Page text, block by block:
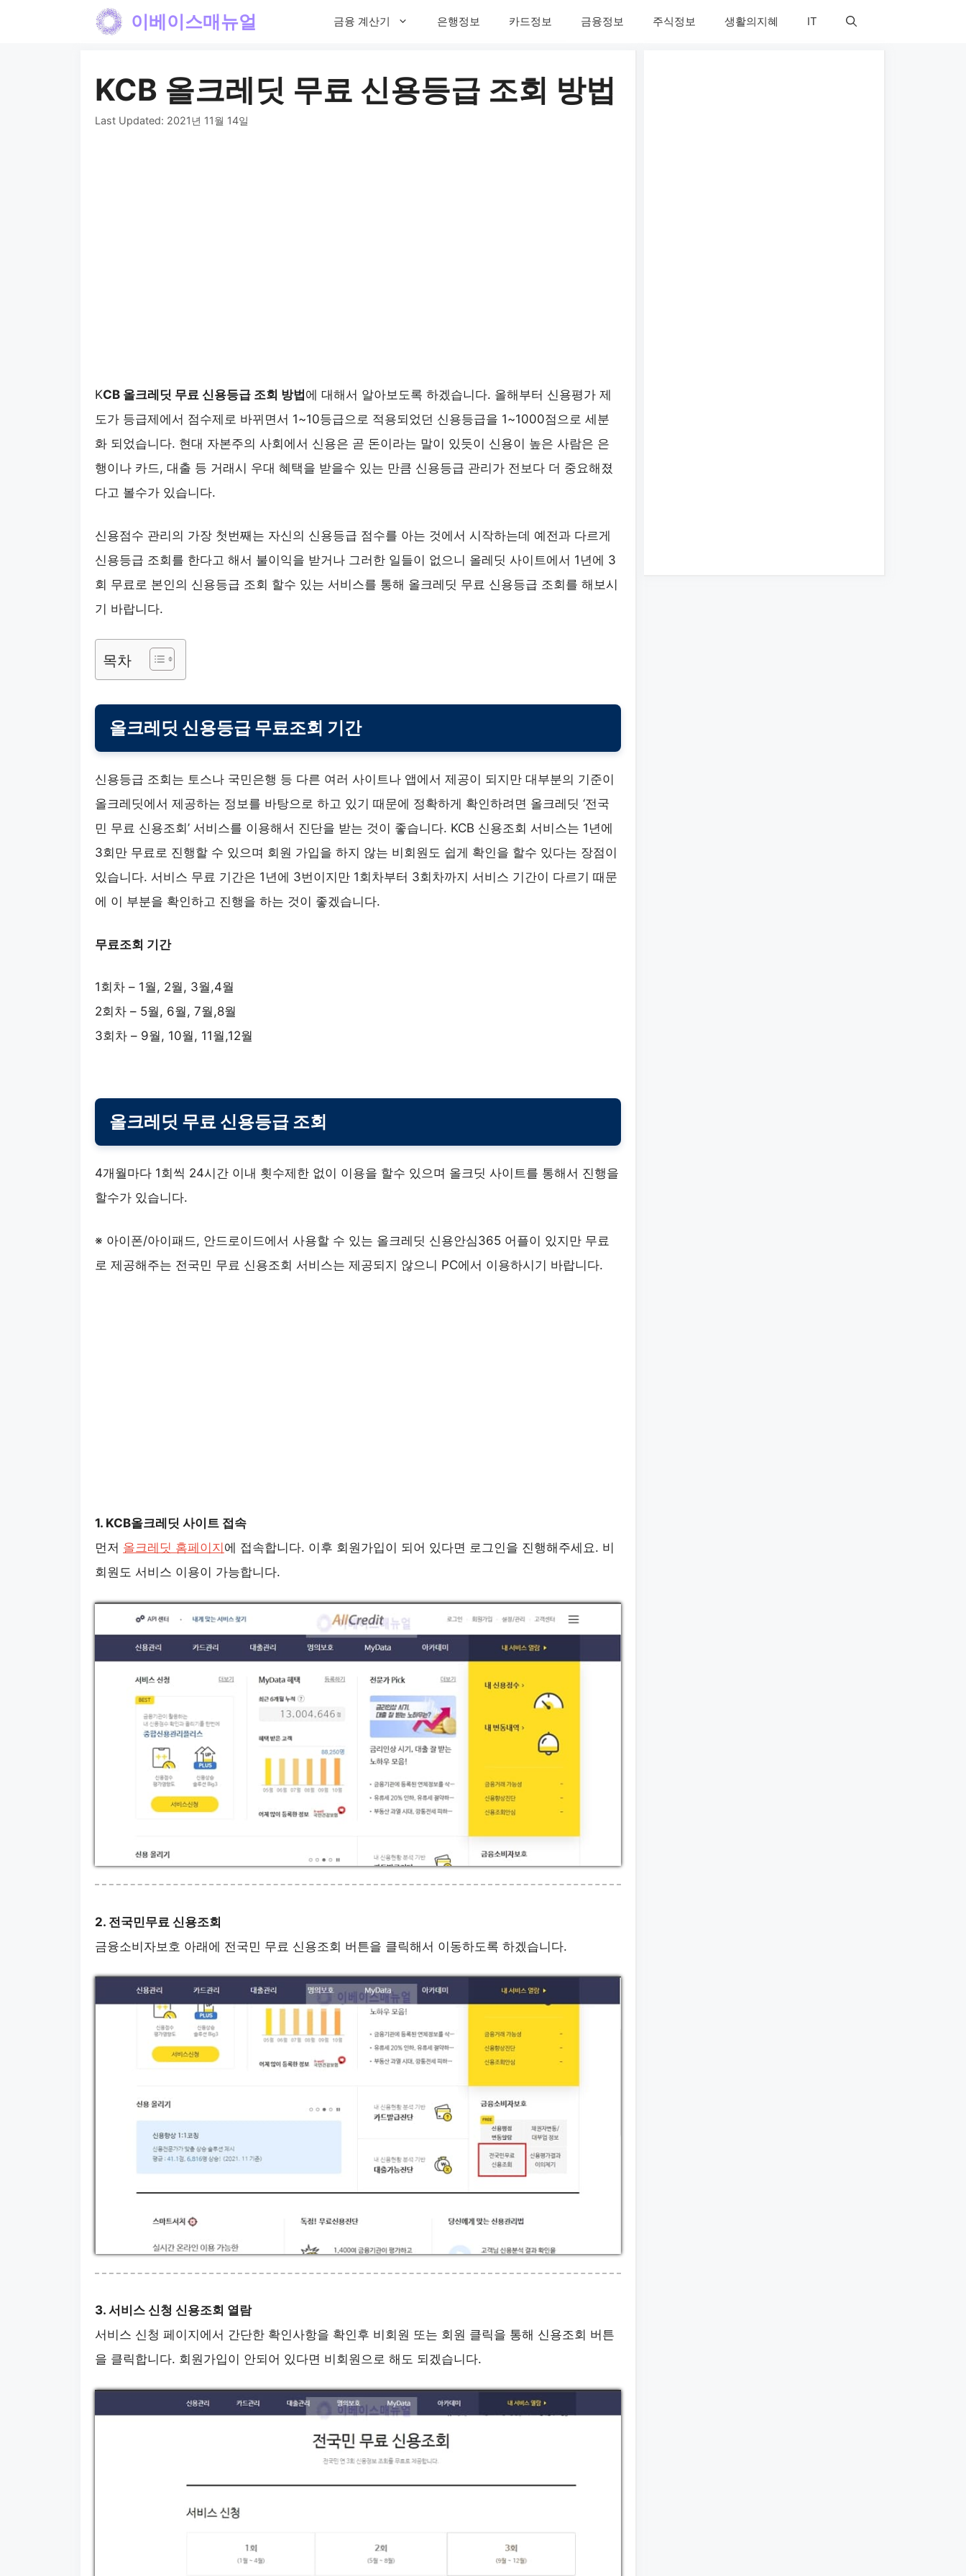
이베이스매뉴얼 금융 계산기 은행정보 카드정보 금융정보 주식정보 생활의지혜 IT
KCB 올크레딧 무료 신용등급 조회 방법
Last Updated: 2021년 11월 14일
KCB 올크레딧 무료 신용등급 조회 방법 에 대해서 알아보도록 하겠습니다. 올해부터 신용평가 제
도가 등급제에서 점수제로 바뀌면서 1~10등급으로 적용되었던 신용등급을 1~1000점으로 세분
화 되었습니다. 현대 자본주의 사회에서 신용은 곧 돈이라는 말이 있듯이 신용이 높은 사람은 은
행이나 카드, 대출 등 거래시 우대 혜택을 받을수 있는 만큼 신용등급 관리가 전보다 더 중요해졌
다고 볼수가 있습니다.
신용점수 관리의 가장 첫번째는 자신의 신용등급 점수를 아는 것에서 시작하는데 예전과 다르게
신용등급 조회를 한다고 해서 불이익을 받거나 그러한 일들이 없으니 올레딧 사이트에서 1년에 3
회 무료로 본인의 신용등급 조회 할수 있는 서비스를 통해 올크레딧 무료 신용등급 조회를 해보시
기 바랍니다.
목차
올크레딧 신용등급 무료조회 기간
신용등급 조회는 토스나 국민은행 등 다른 여러 사이트나 앱에서 제공이 되지만 대부분의 기준이
올크레딧에서 제공하는 정보를 바탕으로 하고 있기 때문에 정확하게 확인하려면 올크레딧 ‘전국
민 무료 신용조회’ 서비스를 이용해서 진단을 받는 것이 좋습니다. KCB 신용조회 서비스는 1년에
3회만 무료로 진행할 수 있으며 회원 가입을 하지 않는 비회원도 쉽게 확인을 할수 있다는 장점이
있습니다. 서비스 무료 기간은 1년에 3번이지만 1회차부터 3회차까지 서비스 기간이 다르기 때문
에 이 부분을 확인하고 진행을 하는 것이 좋겠습니다.
무료조회 기간
1회차 – 1월, 2월, 3월,4월
2회차 – 5월, 6월, 7월,8월
3회차 – 9월, 10월, 11월,12월
올크레딧 무료 신용등급 조회
4개월마다 1회씩 24시간 이내 횟수제한 없이 이용을 할수 있으며 올크딧 사이트를 통해서 진행을
할수가 있습니다.
※ 아이폰/아이패드, 안드로이드에서 사용할 수 있는 올크레딧 신용안심365 어플이 있지만 무료
로 제공해주는 전국민 무료 신용조회 서비스는 제공되지 않으니 PC에서 이용하시기 바랍니다.
1. KCB올크레딧 사이트 접속
먼저 올크레딧 홈페이지 에 접속합니다. 이후 회원가입이 되어 있다면 로그인을 진행해주세요. 비
회원도 서비스 이용이 가능합니다.
2. 전국민무료 신용조회
금융소비자보호 아래에 전국민 무료 신용조회 버튼을 클릭해서 이동하도록 하겠습니다.
3. 서비스 신청 신용조회 열람
서비스 신청 페이지에서 간단한 확인사항을 확인후 비회원 또는 회원 클릭을 통해 신용조회 버튼
을 클릭합니다. 회원가입이 안되어 있다면 비회원으로 해도 되겠습니다.